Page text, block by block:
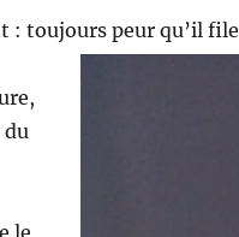
: toujours peur qu’il file
du